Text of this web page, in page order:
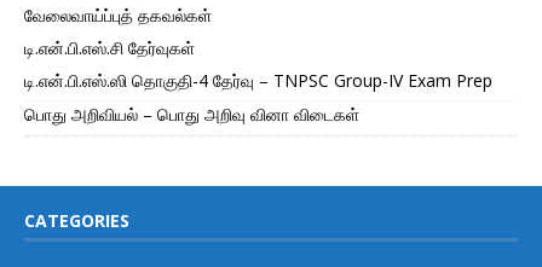
வேலைவாய்ப்புத் தகவல்கள்
டி.என்.பி.எஸ்.சி தேர்வுகள்
டி.என்.பி.எஸ்.ஸி தொகுதி-4 தேர்வு – TNPSC Group-IV Exam Prep
பொது அறிவியல் – பொது அறிவு வினா விடைகள்
CATEGORIES